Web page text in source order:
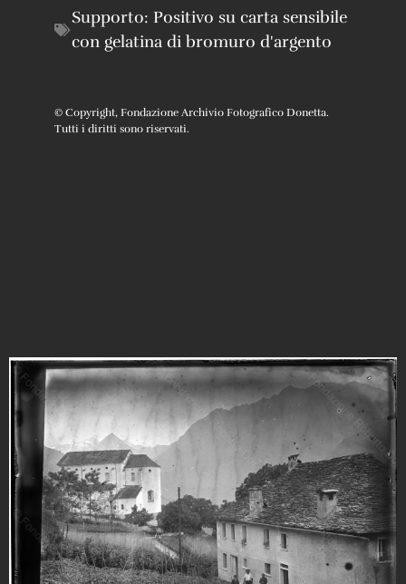
Supporto: Positivo su carta sensibile
con gelatina di bromuro d'argento
© Copyright, Fondazione Archivio Fotografico Donetta.
Tutti i diritti sono riservati.